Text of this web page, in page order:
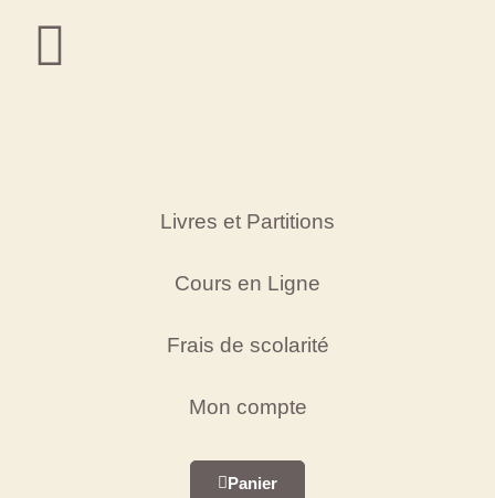
Livres et Partitions
Cours en Ligne
Frais de scolarité
Mon compte
Panier